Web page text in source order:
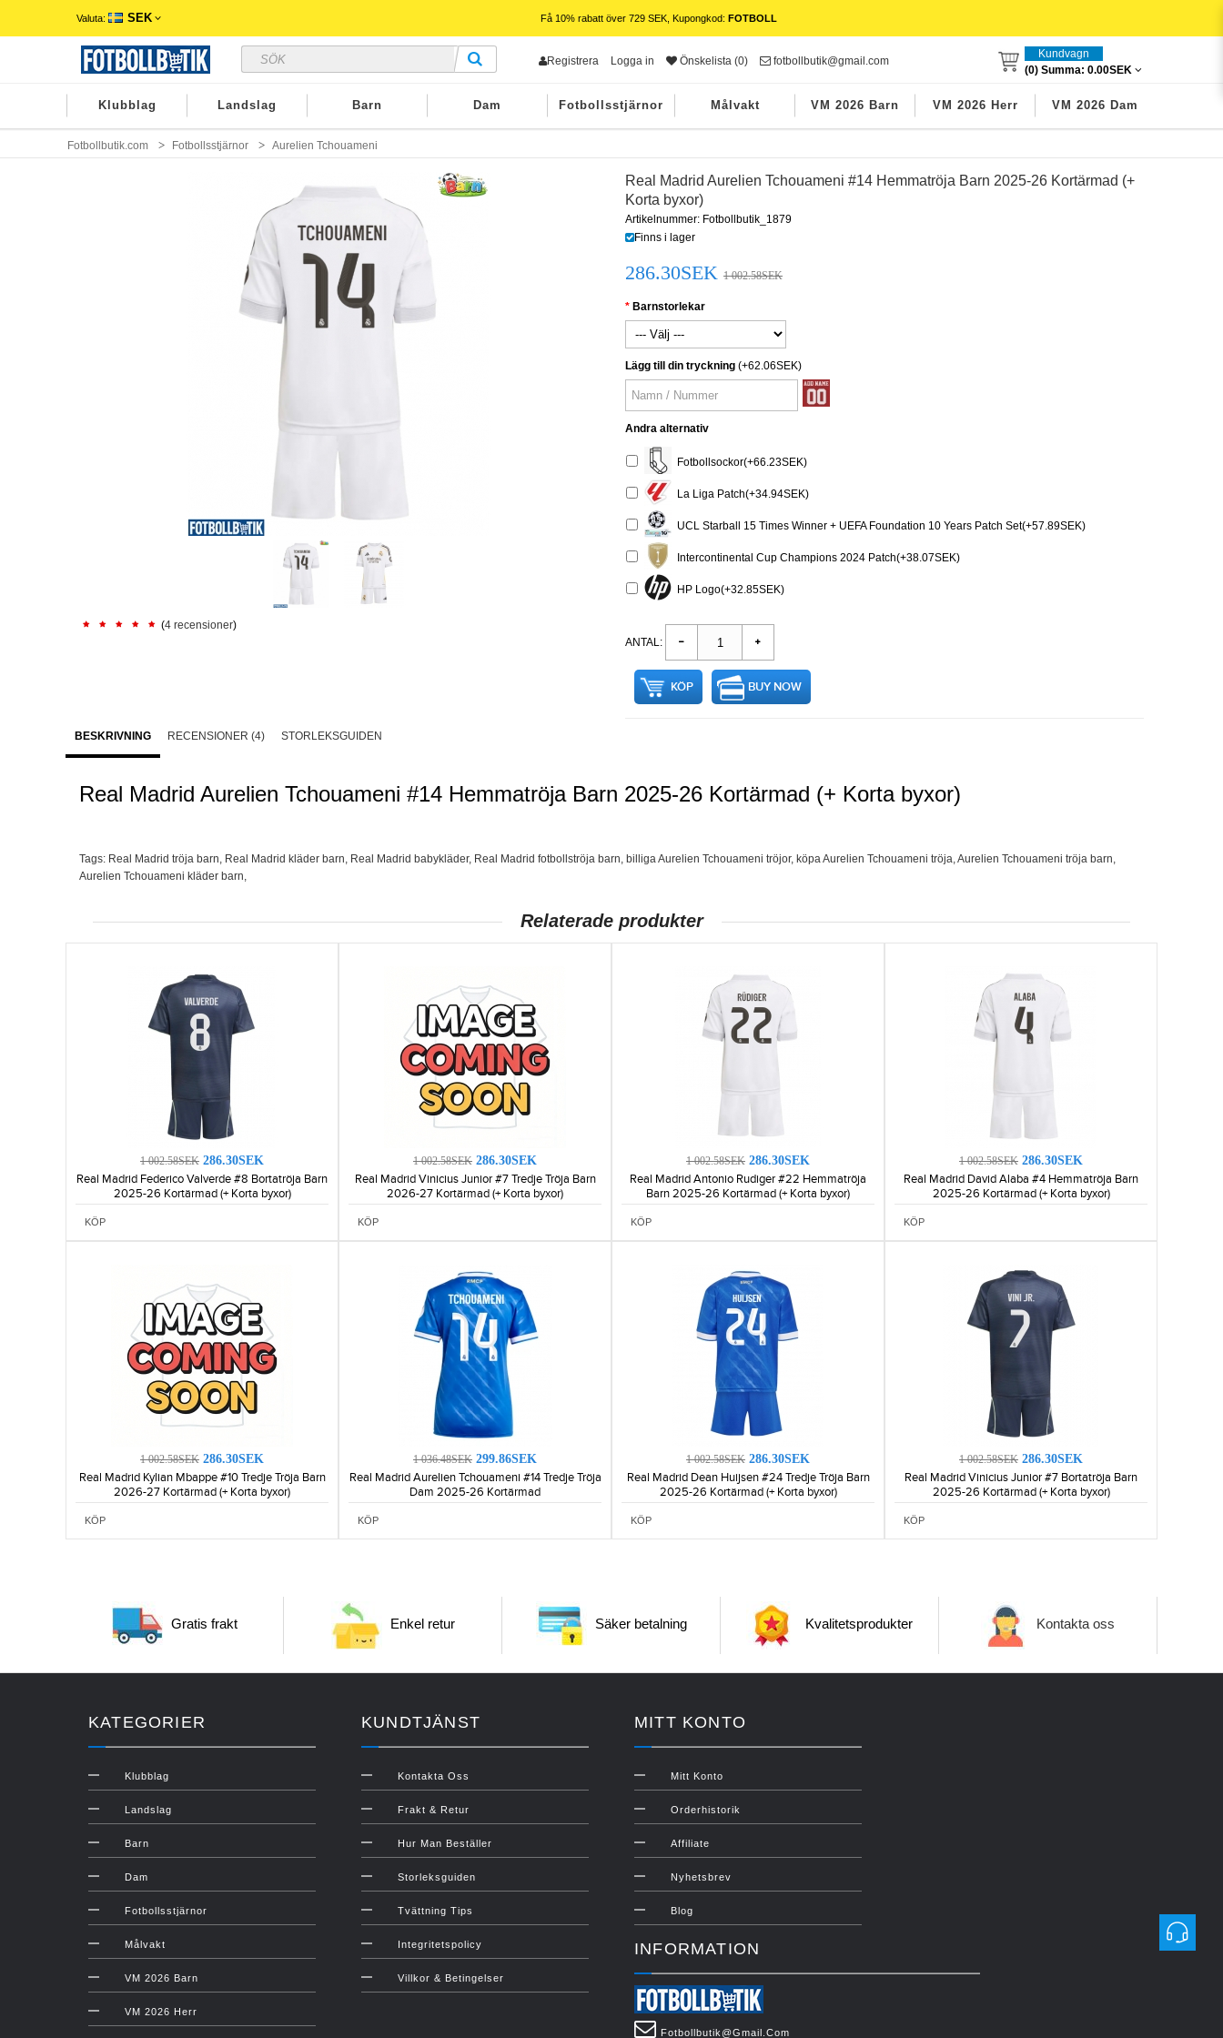
Valuta: SEK Få 10% rabatt över 729 SEK, Kupongkod: FOTBOLL
Registrera Logga in Önskelista (0) fotbollbutik@gmail.com
Kundvagn
(0) Summa: 0.00SEK
Klubblag Landslag Barn Dam Fotbollsstjärnor Målvakt VM 2026 Barn VM 2026 Herr VM 2026 Dam
Fotbollbutik.com Fotbollsstjärnor Aurelien Tchouameni
(4 recensioner)
Real Madrid Aurelien Tchouameni #14 Hemmatröja Barn 2025-26 Kortärmad (+
Korta byxor)
Artikelnummer: Fotbollbutik_1879
Finns i lager
286.30SEK 1 002.58SEK
Barnstorlekar
Lägg till din tryckning (+62.06SEK)
Andra alternativ
Fotbollsockor(+66.23SEK)
La Liga Patch(+34.94SEK)
UCL Starball 15 Times Winner + UEFA Foundation 10 Years Patch Set(+57.89SEK)
Intercontinental Cup Champions 2024 Patch(+38.07SEK)
HP Logo(+32.85SEK)
ANTAL:
KÖP BUY NOW
BESKRIVNING RECENSIONER (4) STORLEKSGUIDEN
Real Madrid Aurelien Tchouameni #14 Hemmatröja Barn 2025-26 Kortärmad (+ Korta byxor)
Tags: Real Madrid tröja barn, Real Madrid kläder barn, Real Madrid babykläder, Real Madrid fotbollströja barn, billiga Aurelien Tchouameni tröjor, köpa Aurelien Tchouameni tröja,Aurelien Tchouameni tröja barn,
Aurelien Tchouameni kläder barn,
Relaterade produkter
1 002.58SEK 286.30SEK
Real Madrid Federico Valverde #8 Bortatröja Barn
2025-26 Kortärmad (+ Korta byxor)
KÖP
1 002.58SEK 286.30SEK
Real Madrid Vinicius Junior #7 Tredje Tröja Barn
2026-27 Kortärmad (+ Korta byxor)
KÖP
1 002.58SEK 286.30SEK
Real Madrid Antonio Rudiger #22 Hemmatröja
Barn 2025-26 Kortärmad (+ Korta byxor)
KÖP
1 002.58SEK 286.30SEK
Real Madrid David Alaba #4 Hemmatröja Barn
2025-26 Kortärmad (+ Korta byxor)
KÖP
1 002.58SEK 286.30SEK
Real Madrid Kylian Mbappe #10 Tredje Tröja Barn
2026-27 Kortärmad (+ Korta byxor)
KÖP
1 036.48SEK 299.86SEK
Real Madrid Aurelien Tchouameni #14 Tredje Tröja
Dam 2025-26 Kortärmad
KÖP
1 002.58SEK 286.30SEK
Real Madrid Dean Huijsen #24 Tredje Tröja Barn
2025-26 Kortärmad (+ Korta byxor)
KÖP
1 002.58SEK 286.30SEK
Real Madrid Vinicius Junior #7 Bortatröja Barn
2025-26 Kortärmad (+ Korta byxor)
KÖP
Gratis frakt Enkel retur Säker betalning Kvalitetsprodukter Kontakta oss
KATEGORIER
Klubblag
Landslag
Barn
Dam
Fotbollsstjärnor
Målvakt
VM 2026 Barn
VM 2026 Herr
KUNDTJÄNST
Kontakta Oss
Frakt & Retur
Hur Man Beställer
Storleksguiden
Tvättning Tips
Integritetspolicy
Villkor & Betingelser
MITT KONTO
Mitt Konto
Orderhistorik
Affiliate
Nyhetsbrev
Blog
INFORMATION
Fotbollbutik@gmail.com